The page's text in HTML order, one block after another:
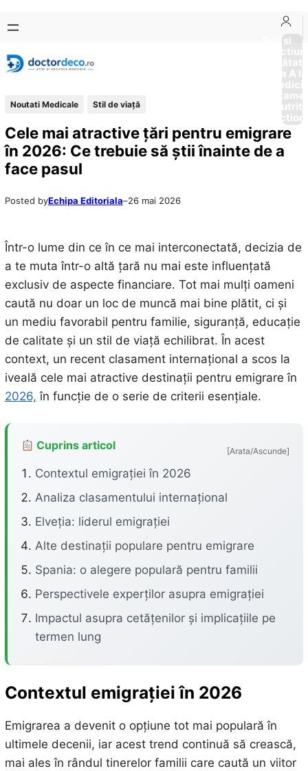
conținut
content
Boli si
Afectiuni
Sănătate
de la A
Noutati Medicale Stil de viaţă
Cele mai atractive țări pentru emigrare
în 2026: Ce trebuie să știi înainte de a
face pasul
Posted byEchipa Editoriala–26 mai 2026
Într-o lume din ce în ce mai interconectată, decizia de
a te muta într-o altă țară nu mai este influențată
exclusiv de aspecte financiare. Tot mai mulți oameni
caută nu doar un loc de muncă mai bine plătit, ci și
un mediu favorabil pentru familie, siguranță, educație
de calitate și un stil de viață echilibrat. În acest
context, un recent clasament internațional a scos la
iveală cele mai atractive destinații pentru emigrare în
2026, în funcție de o serie de criterii esențiale.
Cuprins articol [Arata/Ascunde]
Contextul emigrației în 2026
Analiza clasamentului internațional
Elveția: liderul emigrației
Alte destinații populare pentru emigrare
Spania: o alegere populară pentru familii
Perspectivele experților asupra emigrației
Impactul asupra cetățenilor și implicațiile pe
termen lung
Contextul emigrației în 2026
Emigrarea a devenit o opțiune tot mai populară în
ultimele decenii, iar acest trend continuă să crească,
mai ales în rândul tinerelor familii care caută un viitor